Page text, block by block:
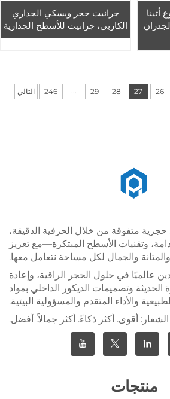
جرانيت حجر ويسكي الجداري
الكاربي، جرانيت للأسطح الجدارية
26
27
28
29
...
246 التالي
حجرية متفوقة من خلال الحرفية الدقيقة،
وتقنيات الأسطح المبتكرة—مع تعزيز
والمتانة والجمال لكل مساحة نتعامل معها.
عالميًا في حلول الحجر الراقية، وإعادة
وتصميمات الديكور الداخلي بمواد
والأداء المتقدم والمسؤولية البيئية.
الشعار: أقوى. أكثر ذكاءً. أكثر جمالاً. أفضل.
منتجات